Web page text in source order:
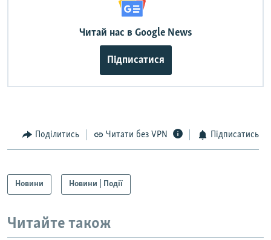
Читай нас в Google News
Підписатися
Поділитись Читати без VPN Підписатись
Новини Новини | Події
Читайте також